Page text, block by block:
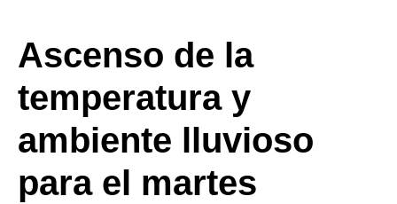
Ascenso de la
temperatura y
ambiente lluvioso
para el martes